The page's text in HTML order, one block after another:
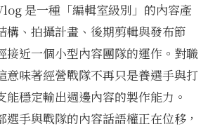
是一種「編輯室級別」的內容產
構、拍攝計畫、後期剪輯與發布節
接近一個小型內容團隊的運作。對職
意味著經營戰隊不再只是養選手與打
能穩定輸出週邊內容的製作能力。
選手與戰隊的內容話語權正在位移，